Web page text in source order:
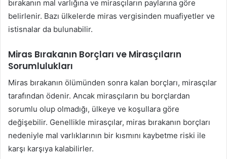
bırakanın mal varlığına ve mirasçıların paylarına göre
belirlenir. Bazı ülkelerde miras vergisinden muafiyetler ve
istisnalar da bulunabilir.
Miras Bırakanın Borçları ve Mirasçıların
Sorumlulukları
Miras bırakanın ölümünden sonra kalan borçları, mirasçılar
tarafından ödenir. Ancak mirasçıların bu borçlardan
sorumlu olup olmadığı, ülkeye ve koşullara göre
değişebilir. Genellikle mirasçılar, miras bırakanın borçları
nedeniyle mal varlıklarının bir kısmını kaybetme riski ile
karşı karşıya kalabilirler.